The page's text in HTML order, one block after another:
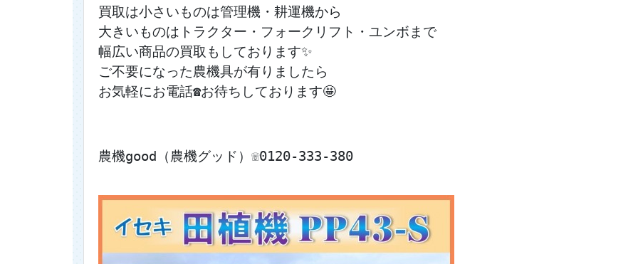
買取は小さいものは管理機・耕運機から
大きいものはトラクター・フォークリフト・ユンボまで
幅広い商品の買取もしております✨
ご不要になった農機具が有りましたら
お気軽にお電話☎お待ちしております🤩
農機good（農機グッド）☏0120-333-380